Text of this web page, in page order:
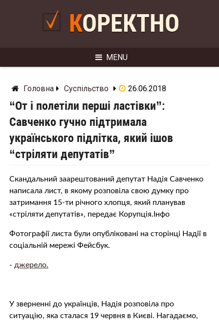
КОРЕКТНО
MENU
Головна Суспільство 26.06.2018
“От і полетіли перші ластівки”:
Савченко гучно підтримала
українського підлітка, який ішов
“стріляти депутатів”
Скандальний заарештований депутат Надія Савченко
написала лист, в якому розповіла свою думку про
затримання 15-ти річного хлопця, який планував
«стріляти депутатів», передає Корупція.Інфо
Фотографії листа були опубліковані на сторінці Надії в
соціальній мережі Фейсбук.
- джерело.
У зверненні до українців, Надія розповіла про
ситуацію, яка сталася 19 червня в Києві. Нагадаємо,